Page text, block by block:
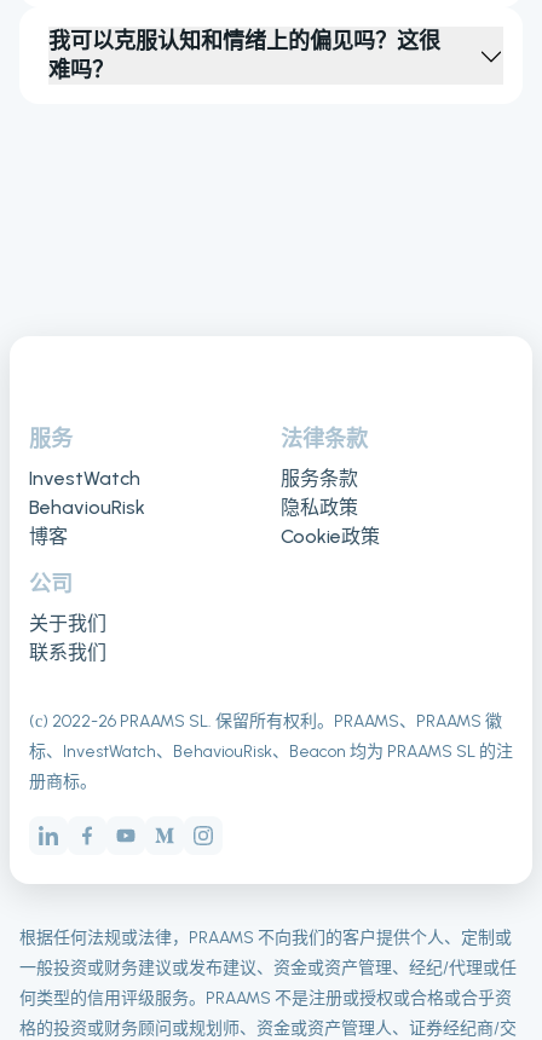
我可以克服认知和情绪上的偏见吗？这很
难吗？
服务
InvestWatch
BehaviouRisk
博客
法律条款
服务条款
隐私政策
Cookie政策
公司
关于我们
联系我们
(с) 2022-26 PRAAMS SL. 保留所有权利。PRAAMS、PRAAMS 徽
标、InvestWatch、BehaviouRisk、Beacon 均为 PRAAMS SL 的注
册商标。
根据任何法规或法律，PRAAMS 不向我们的客户提供个人、定制或
一般投资或财务建议或发布建议、资金或资产管理、经纪/代理或任
何类型的信用评级服务。PRAAMS 不是注册或授权或合格或合乎资
格的投资或财务顾问或规划师、资金或资产管理人、证券经纪商/交